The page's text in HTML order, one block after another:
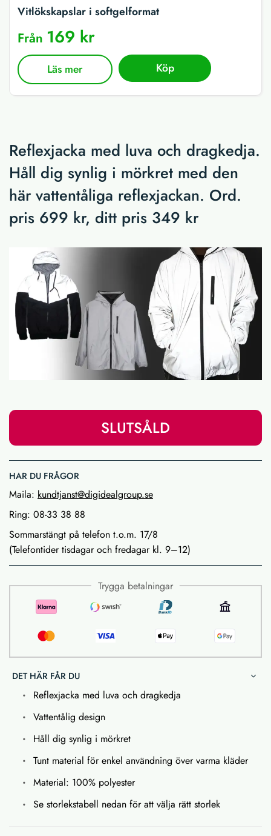
Vitlökskapslar i softgelformat
Från 169 kr
Läs mer Köp
Reflexjacka med luva och dragkedja.
Håll dig synlig i mörkret med den
här vattentåliga reflexjackan. Ord.
pris 699 kr, ditt pris 349 kr
SLUTSÅLD
HAR DU FRÅGOR
Maila: kundtjanst@digidealgroup.se
Ring: 08-33 38 88
Sommarstängt på telefon t.o.m. 17/8
(Telefontider tisdagar och fredagar kl. 9–12)
Trygga betalningar
DET HÄR FÅR DU
Reflexjacka med luva och dragkedja
Vattentålig design
Håll dig synlig i mörkret
Tunt material för enkel användning över varma kläder
Material: 100% polyester
Se storlekstabell nedan för att välja rätt storlek